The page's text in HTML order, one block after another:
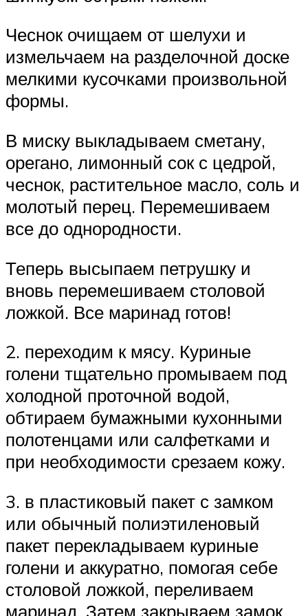
Чеснок очищаем от шелухи и
измельчаем на разделочной доске
мелкими кусочками произвольной
формы.
В миску выкладываем сметану,
орегано, лимонный сок с цедрой,
чеснок, растительное масло, соль и
молотый перец. Перемешиваем
все до однородности.
Теперь высыпаем петрушку и
вновь перемешиваем столовой
ложкой. Все маринад готов!
2. переходим к мясу. Куриные
голени тщательно промываем под
холодной проточной водой,
обтираем бумажными кухонными
полотенцами или салфетками и
при необходимости срезаем кожу.
3. в пластиковый пакет с замком
или обычный полиэтиленовый
пакет перекладываем куриные
голени и аккуратно, помогая себе
столовой ложкой, переливаем
маринад. Затем закрываем замок